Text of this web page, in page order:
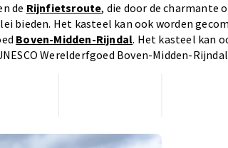
de Rijnfietsroute, die door de charmante
bieden. Het kasteel kan ook worden
Boven-Midden-Rijndal. Het kasteel kan
Werelderfgoed Boven-Midden-